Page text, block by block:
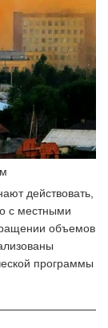
действовать,
с местными
объемов
программы